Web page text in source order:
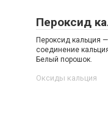
Пероксид
Пероксид кальция
соединение
Белый порошок.
Оксиды кальция‎